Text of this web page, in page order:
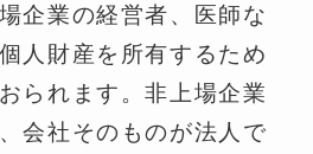
企業の経営者、医師な
人財産を所有するため
られます。非上場企業
会社そのものが法人で